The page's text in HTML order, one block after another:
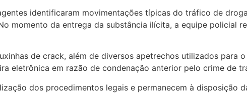
identificaram movimentações típicas do tráfico de
momento da entrega da substância ilícita, a equipe policial
de crack, além de diversos apetrechos utilizados para
eletrônica em razão de condenação anterior pelo crime de
dos procedimentos legais e permanecem à disposição